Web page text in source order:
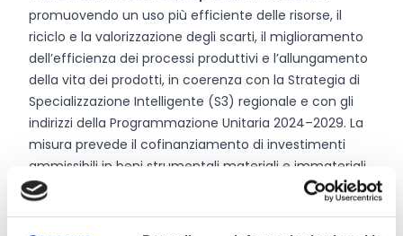
promuovendo un uso più efficiente delle risorse, il
riciclo e la valorizzazione degli scarti, il miglioramento
dell’efficienza dei processi produttivi e l’allungamento
della vita dei prodotti, in coerenza con la Strategia di
Specializzazione Intelligente (S3) regionale e con gli
indirizzi della Programmazione Unitaria 2024–2029. La
misura prevede il cofinanziamento di investimenti
ammissibili in beni strumentali materiali e immateriali,
in opere strettamente connesse alla loro installazione
realizzazione del progetto.